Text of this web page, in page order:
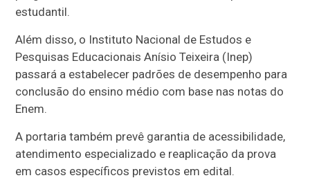
estudantil.
Além disso, o Instituto Nacional de Estudos e
Pesquisas Educacionais Anísio Teixeira (Inep)
passará a estabelecer padrões de desempenho para
conclusão do ensino médio com base nas notas do
Enem.
A portaria também prevê garantia de acessibilidade,
atendimento especializado e reaplicação da prova
em casos específicos previstos em edital.